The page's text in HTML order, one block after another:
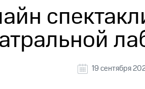
19 сентября